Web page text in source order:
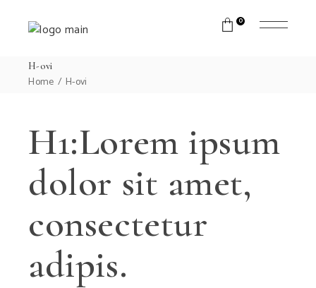
0
H-ovi
Home H-ovi
H1:Lorem ipsum
dolor sit amet,
consectetur
adipis.